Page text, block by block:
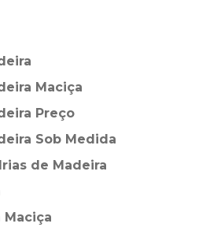
Maciça
Preço
Sob Medida
de Madeira
Maciça